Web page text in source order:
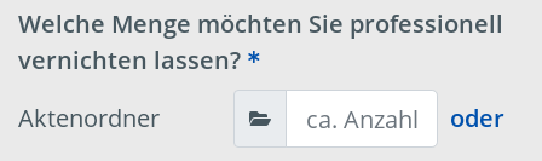
Welche Menge möchten Sie professionell
vernichten lassen?
Aktenordner
oder